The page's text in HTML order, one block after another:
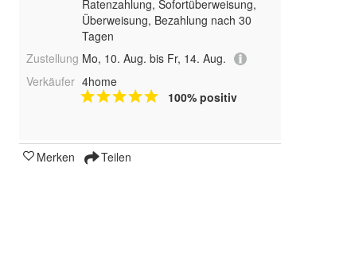
Ratenzahlung, Sofortüberweisung,
Überweisung, Bezahlung nach 30
Tagen
Zustellung Mo, 10. Aug. bis Fr, 14. Aug.
Verkäufer 4home
100% positiv
Merken Teilen